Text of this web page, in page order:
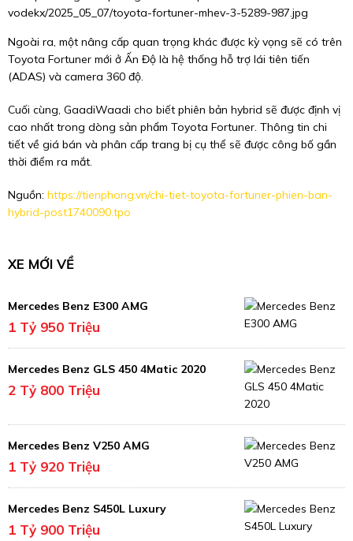
Ngoài ra, một nâng cấp quan trọng khác được kỳ vọng sẽ có trên
Toyota Fortuner mới ở Ấn Độ là hệ thống hỗ trợ lái tiên tiến
(ADAS) và camera 360 độ.
Cuối cùng, GaadiWaadi cho biết phiên bản hybrid sẽ được định vị
cao nhất trong dòng sản phẩm Toyota Fortuner. Thông tin chi
tiết về giá bán và phân cấp trang bị cụ thể sẽ được công bố gần
thời điểm ra mắt.
Nguồn: https://tienphong.vn/chi-tiet-toyota-fortuner-phien-ban-
hybrid-post1740090.tpo
XE MỚI VỀ
Mercedes Benz E300 AMG
1 Tỷ 950 Triệu
Mercedes Benz GLS 450 4Matic 2020
2 Tỷ 800 Triệu
Mercedes Benz V250 AMG
1 Tỷ 920 Triệu
Mercedes Benz S450L Luxury
1 Tỷ 900 Triệu